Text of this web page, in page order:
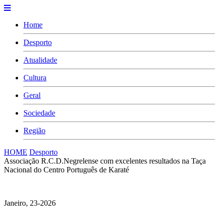
Home
Desporto
Atualidade
Cultura
Geral
Sociedade
Região
HOME Desporto
Associação R.C.D.Negrelense com excelentes resultados na Taça
Nacional do Centro Português de Karaté
Janeiro, 23-2026